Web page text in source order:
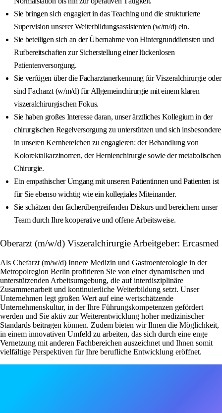
Sie bringen sich engagiert in das Teaching und die strukturierte
Supervision unserer Weiterbildungsassistenten (w/m/d) ein.
Sie beteiligen sich an der Übernahme von Hintergrunddiensten und
Rufbereitschaften zur Sicherstellung einer lückenlosen
Patientenversorgung.
Sie verfügen über die Facharztanerkennung für Viszeralchirurgie oder
sind Facharzt (w/m/d) für Allgemeinchirurgie mit einem klaren
viszeralchirurgischen Fokus.
Sie haben großes Interesse daran, unser ärztliches Kollegium in der
chirurgischen Regelversorgung zu unterstützen und sich insbesondere
in unseren Kernbereichen zu engagieren: der Behandlung von
Kolorektalkarzinomen, der Hernienchirurgie sowie der metabolischen
Chirurgie.
Ein empathischer Umgang mit unseren Patientinnen und Patienten ist
für Sie ebenso wichtig wie ein kollegiales Miteinander.
Sie schätzen den fächerübergreifenden Diskurs und bereichern unser
Team durch Ihre kooperative und offene Arbeitsweise.
Oberarzt (m/w/d) Viszeralchirurgie Arbeitgeber: Ercasmed
Als Chefarzt (m/w/d) Innere Medizin und Gastroenterologie in der
Metropolregion Berlin profitieren Sie von einer dynamischen und
unterstützenden Arbeitsumgebung, die auf interdisziplinäre
Zusammenarbeit und kontinuierliche Weiterbildung setzt. Unser
Unternehmen legt großen Wert auf eine wertschätzende
Unternehmenskultur, in der Ihre Führungskompetenzen gefördert
werden und Sie aktiv zur Weiterentwicklung hoher medizinischer
Standards beitragen können. Zudem bieten wir Ihnen die Möglichkeit,
in einem innovativen Umfeld zu arbeiten, das sich durch eine enge
Vernetzung mit anderen Fachbereichen auszeichnet und Ihnen somit
vielfältige Perspektiven für Ihre berufliche Entwicklung eröffnet.